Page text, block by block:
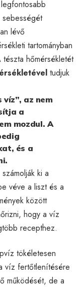
sebességét
lévő
tartományban
hőmérsékletét
tudjuk
az nem
a
mozdul. A
és a
ki a
véve a liszt és a
között
hogy a víz
recepthez.
tökéletesen
víz fertőtlenítésére
működését, de a